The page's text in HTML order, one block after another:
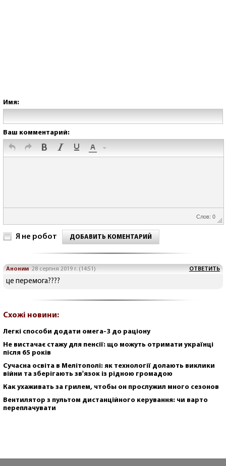
Имя:
Ваш комментарий:
Слов: 0
Я не робот ДОБАВИТЬ КОМЕНТАРИЙ
Аноним 28 серпня 2019 г. (14:51) ОТВЕТИТЬ
це перемога????
Схожі новини:
Легкі способи додати омега-3 до раціону
Не вистачає стажу для пенсії: що можуть отримати українці
після 65 років
Сучасна освіта в Мелітополі: як технології долають виклики
війни та зберігають зв'язок із рідною громадою
Как ухаживать за грилем, чтобы он прослужил много сезонов
Вентилятор з пультом дистанційного керування: чи варто
переплачувати